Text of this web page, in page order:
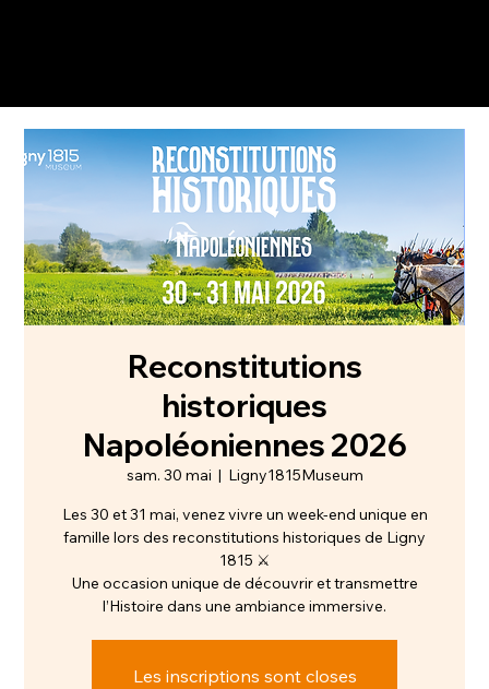
Reconstitutions
historiques
Napoléoniennes 2026
sam. 30 mai
  |
Ligny1815Museum
Les 30 et 31 mai, venez vivre un week-end unique en
famille lors des reconstitutions historiques de Ligny
1815 ⚔️
Une occasion unique de découvrir et transmettre
l’Histoire dans une ambiance immersive.
Les inscriptions sont closes